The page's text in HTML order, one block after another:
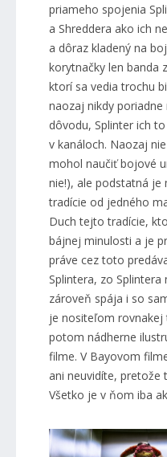
priameho spojenia
a Shreddera ako ich
a dôraz kladený na
korytnačky len banda
ktorí sa vedia trochu
naozaj nikdy
dôvodu, Splinter ich
v kanáloch. Naozaj
mohol naučiť bojové
nie!), ale podstatná je
tradície od jedného
Duch tejto tradície,
bájnej minulosti a je
práve cez toto
Splintera, zo
zároveň spája i so
je nositeľom rovnakej
potom nádherne
filme. V Bayovom
ani neuvidíte, pretože
Všetko je v ňom iba